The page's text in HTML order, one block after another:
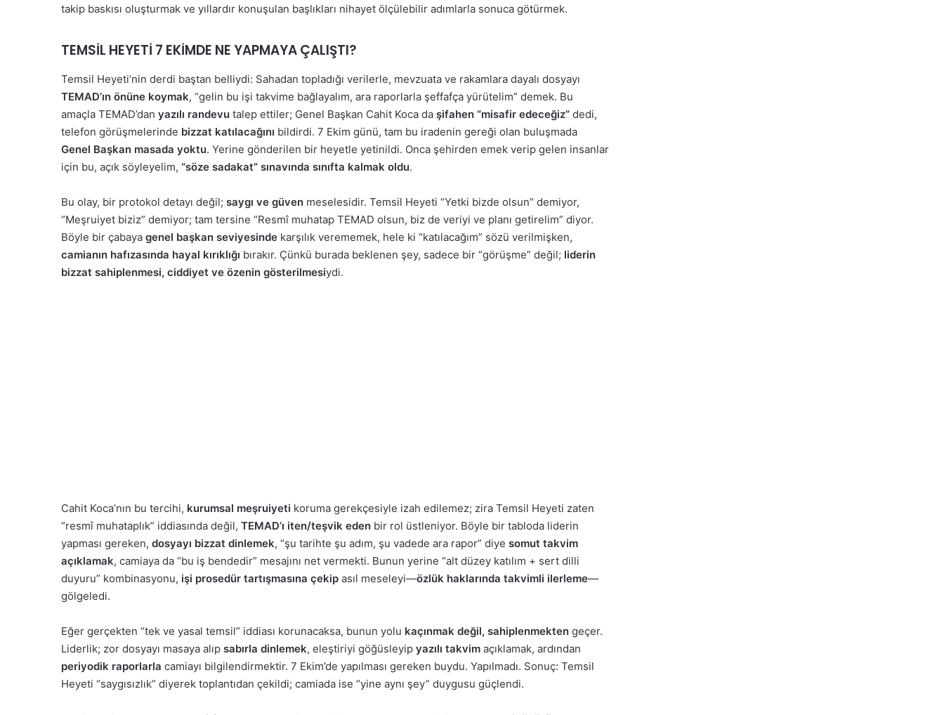
takip baskısı oluşturmak ve yıllardır konuşulan başlıkları nihayet ölçülebilir adımlarla sonuca götürmek.
TEMSİL HEYETİ 7 EKİMDE NE YAPMAYA ÇALIŞTI?
Temsil Heyeti’nin derdi baştan belliydi: Sahadan topladığı verilerle, mevzuata ve rakamlara dayalı dosyayı
TEMAD’ın önüne koymak, “gelin bu işi takvime bağlayalım, ara raporlarla şeffafça yürütelim” demek. Bu
amaçla TEMAD’dan yazılı randevu talep ettiler; Genel Başkan Cahit Koca da şifahen “misafir edeceğiz” dedi,
telefon görüşmelerinde bizzat katılacağını bildirdi. 7 Ekim günü, tam bu iradenin gereği olan buluşmada
Genel Başkan masada yoktu. Yerine gönderilen bir heyetle yetinildi. Onca şehirden emek verip gelen insanlar
için bu, açık söyleyelim, “söze sadakat” sınavında sınıfta kalmak oldu.
Bu olay, bir protokol detayı değil; saygı ve güven meselesidir. Temsil Heyeti “Yetki bizde olsun” demiyor,
“Meşruiyet biziz” demiyor; tam tersine “Resmî muhatap TEMAD olsun, biz de veriyi ve planı getirelim” diyor.
Böyle bir çabaya genel başkan seviyesinde karşılık verememek, hele ki “katılacağım” sözü verilmişken,
camianın hafızasında hayal kırıklığı bırakır. Çünkü burada beklenen şey, sadece bir “görüşme” değil; liderin
bizzat sahiplenmesi, ciddiyet ve özenin gösterilmesiydi.
Cahit Koca’nın bu tercihi, kurumsal meşruiyeti koruma gerekçesiyle izah edilemez; zira Temsil Heyeti zaten
“resmî muhataplık” iddiasında değil, TEMAD’ı iten/teşvik eden bir rol üstleniyor. Böyle bir tabloda liderin
yapması gereken, dosyayı bizzat dinlemek, “şu tarihte şu adım, şu vadede ara rapor” diye somut takvim
açıklamak, camiaya da “bu iş bendedir” mesajını net vermekti. Bunun yerine “alt düzey katılım + sert dilli
duyuru” kombinasyonu, işi prosedür tartışmasına çekip asıl meseleyi—özlük haklarında takvimli ilerleme—
gölgeledi.
Eğer gerçekten “tek ve yasal temsil” iddiası korunacaksa, bunun yolu kaçınmak değil, sahiplenmekten geçer.
Liderlik; zor dosyayı masaya alıp sabırla dinlemek, eleştiriyi göğüsleyip yazılı takvim açıklamak, ardından
periyodik raporlarla camiayı bilgilendirmektir. 7 Ekim’de yapılması gereken buydu. Yapılmadı. Sonuç: Temsil
Heyeti “saygısızlık” diyerek toplantıdan çekildi; camiada ise “yine aynı şey” duygusu güçlendi.